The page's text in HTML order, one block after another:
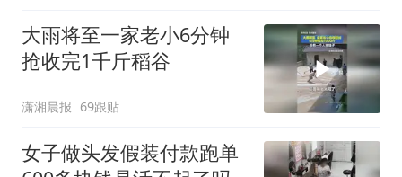
大雨将至一家老小6分钟
抢收完1千斤稻谷
潇湘晨报 69跟贴
女子做头发假装付款跑单